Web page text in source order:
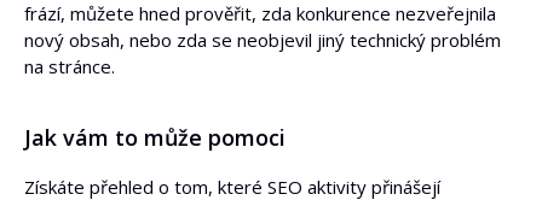
frází, můžete hned prověřit, zda konkurence nezveřejnila
nový obsah, nebo zda se neobjevil jiný technický problém
na stránce.
Jak vám to může pomoci
Získáte přehled o tom, které SEO aktivity přinášejí